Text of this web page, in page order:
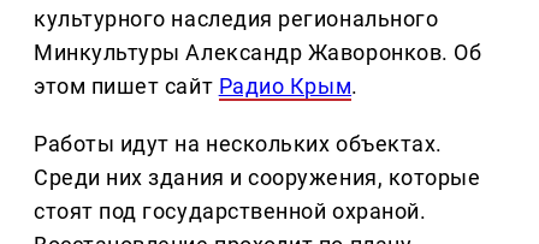
культурного наследия регионального
Минкультуры Александр Жаворонков. Об
этом пишет сайт Радио Крым.
Работы идут на нескольких объектах.
Среди них здания и сооружения, которые
стоят под государственной охраной.